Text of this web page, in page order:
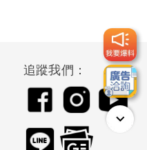
追蹤我們：